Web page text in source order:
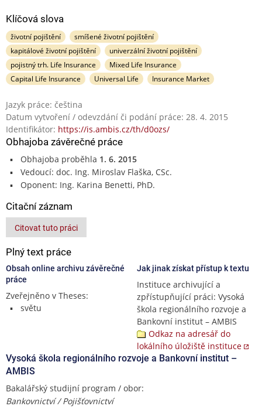
Klíčová slova
životní pojištění
smíšené životní pojištění
kapitálové životní pojištění
univerzální životní pojištění
pojistný trh. Life Insurance
Mixed Life Insurance
Capital Life Insurance
Universal Life Insurance Market
Jazyk práce: čeština
Datum vytvoření / odevzdání či podání práce: 28. 4. 2015
Identifikátor: https://is.ambis.cz/th/d0ozs/
Obhajoba závěrečné práce
Obhajoba proběhla 1. 6. 2015
Vedoucí: doc. Ing. Miroslav Flaška, CSc.
Oponent: Ing. Karina Benetti, PhD.
Citační záznam
Citovat tuto práci
Plný text práce
Obsah online archivu závěrečné
práce
Zveřejněno v Theses:
světu
Jak jinak získat přístup k textu
Instituce archivující a
zpřístupňující práci: Vysoká
škola regionálního rozvoje a
Bankovní institut – AMBIS
Odkaz na adresář do
lokálního úložiště instituce
Vysoká škola regionálního rozvoje a Bankovní institut –
AMBIS
Bakalářský studijní program / obor:
Bankovnictví / Pojišťovnictví